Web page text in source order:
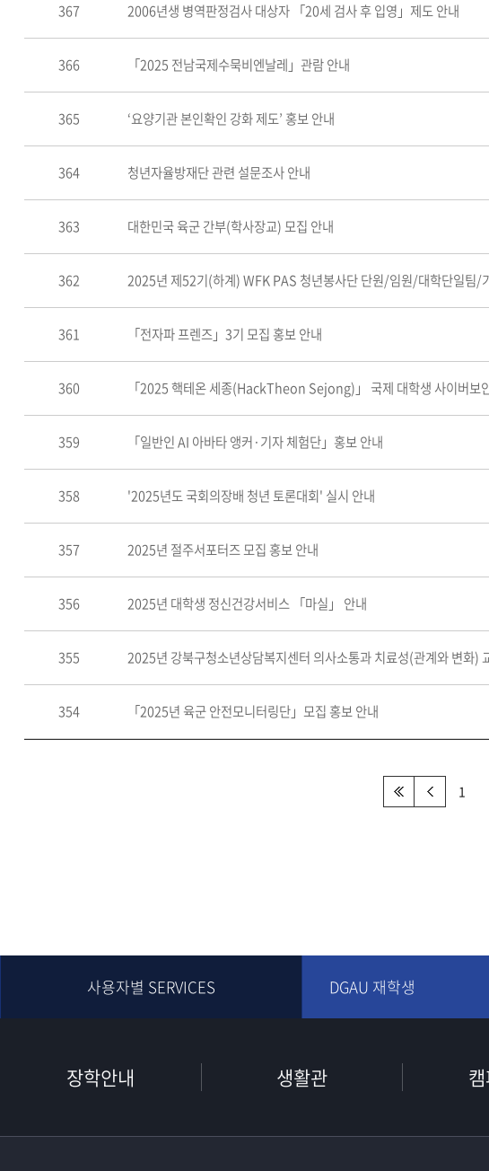
367 2006년생 병역판정검사 대상자 「20세 검사 후 입영」제도 안내
366 「2025 전남국제수묵비엔날레」관람 안내
365 ‘요양기관 본인확인 강화 제도’ 홍보 안내
364 청년자율방재단 관련 설문조사 안내
363 대한민국 육군 간부(학사장교) 모집 안내
362 2025년 제52기(하계) WFK PAS 청년봉사단 단원/임원/대학단일팀/
361 「전자파 프렌즈」3기 모집 홍보 안내
360 「2025 핵테온 세종(HackTheon Sejong)」 국제 대학생 사이버보
359 「일반인 AI 아바타 앵커·기자 체험단」홍보 안내
358 '2025년도 국회의장배 청년 토론대회' 실시 안내
357 2025년 절주서포터즈 모집 홍보 안내
356 2025년 대학생 정신건강서비스 「마실」 안내
355 2025년 강북구청소년상담복지센터 의사소통과 치료성(관계와 변화)
354 「2025년 육군 안전모니터링단」모집 홍보 안내
1
사용자별 SERVICES DGAU 재학생
장학안내 생활관